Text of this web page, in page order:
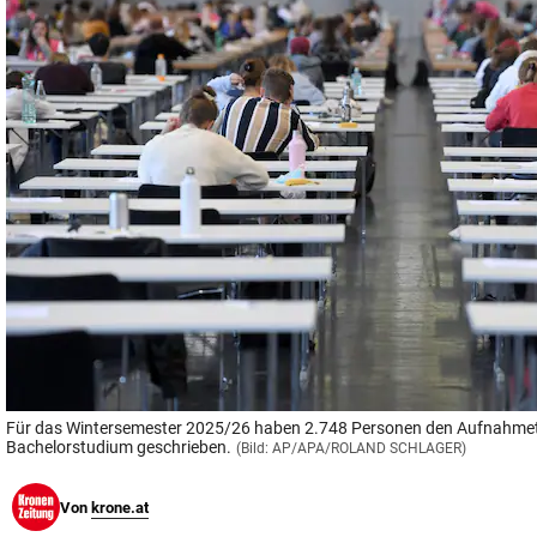
© Krone Multimedia GmbH & Co KG 2026
Muthgasse 2, 1190 Wien
Für das Wintersemester 2025/26 haben 2.748 Personen den
Bachelorstudium geschrieben. (Bild: AP/APA/ROLAND SCHLAGER)
Von krone.at